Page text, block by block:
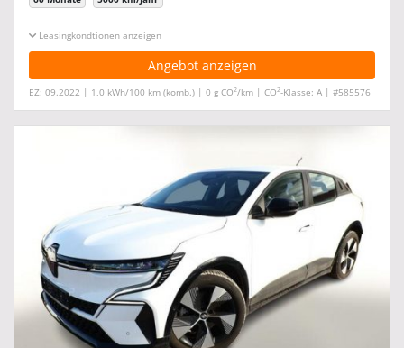
Leasingkonditionen ein-/ausblenden
Angebot anzeigen
EZ: 09.2022 | 1,0 kWh/100 km (komb.) | 0 g CO2/km | CO2-Klasse: A | #585576